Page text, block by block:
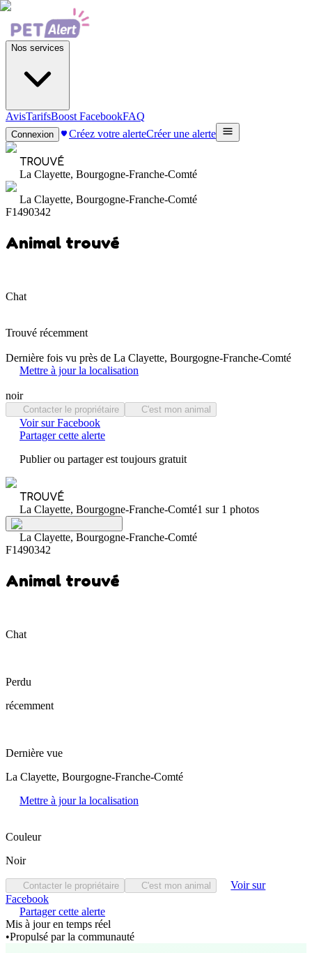
Nos services
AvisTarifsBoost FacebookFAQ
Connexion Créez votre alerteCréer une alerte
TROUVÉ
La Clayette, Bourgogne-Franche-Comté
La Clayette, Bourgogne-Franche-Comté
F1490342
Animal trouvé
Chat
Trouvé récemment
Dernière fois vu près de La Clayette, Bourgogne-Franche-Comté
Mettre à jour la localisation
noir
Contacter le propriétaire C'est mon animal
Voir sur Facebook
Partager cette alerte
Publier ou partager est toujours gratuit
TROUVÉ
La Clayette, Bourgogne-Franche-Comté1 sur 1 photos
La Clayette, Bourgogne-Franche-Comté
F1490342
Animal trouvé
Chat
Perdu
récemment
Dernière vue
La Clayette, Bourgogne-Franche-Comté
Mettre à jour la localisation
Couleur
Noir
Contacter le propriétaire C'est mon animal
Voir sur
Facebook
Partager cette alerte
Mis à jour en temps réel
•Propulsé par la communauté